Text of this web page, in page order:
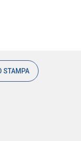
STAMPA